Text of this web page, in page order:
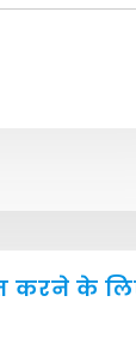
करने के